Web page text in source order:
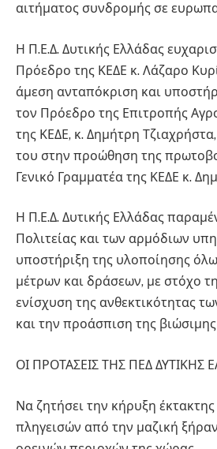
αιτήματος συνδρομής σε
Η Π.Ε.Δ. Δυτικής Ελλάδας
Πρόεδρο της ΚΕΔΕ κ. Λάζαρο
άμεση ανταπόκριση και
τον Πρόεδρο της Επιτροπής
της ΚΕΔΕ, κ. Δημήτρη
του στην προώθηση της
Γενικό Γραμματέα της ΚΕΔΕ κ.
Η Π.Ε.Δ. Δυτικής Ελλάδας
Πολιτείας και των αρμόδιων
υποστήριξη της υλοποίησης
μέτρων και δράσεων, με στόχο
ενίσχυση της ανθεκτικότητας
και την προάσπιση της
ΟΙ ΠΡΟΤΑΣΕΙΣ ΤΗΣ ΠΕΔ ΔΥΤΙΚΗΣ
Να ζητήσει την κήρυξη
πληγεισών από την μαζική